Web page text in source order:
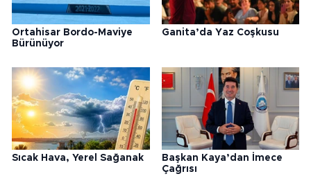
Ortahisar Bordo-Maviye
Bürünüyor
Ganita’da Yaz Coşkusu
Sıcak Hava, Yerel Sağanak
Başkan Kaya’dan İmece
Çağrısı